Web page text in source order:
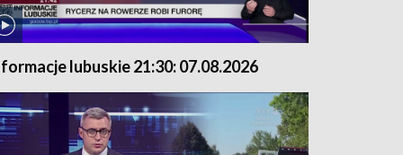
lubuskie 21:30: 07.08.2026